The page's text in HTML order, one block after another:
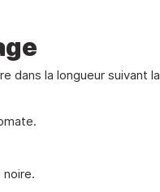
dans la longueur suivant la
noire.